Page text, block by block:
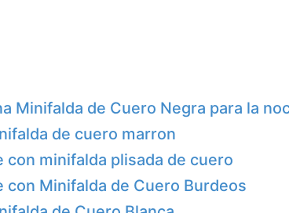
Minifalda de Cuero Negra para la
de cuero marron
con minifalda plisada de cuero
con Minifalda de Cuero Burdeos